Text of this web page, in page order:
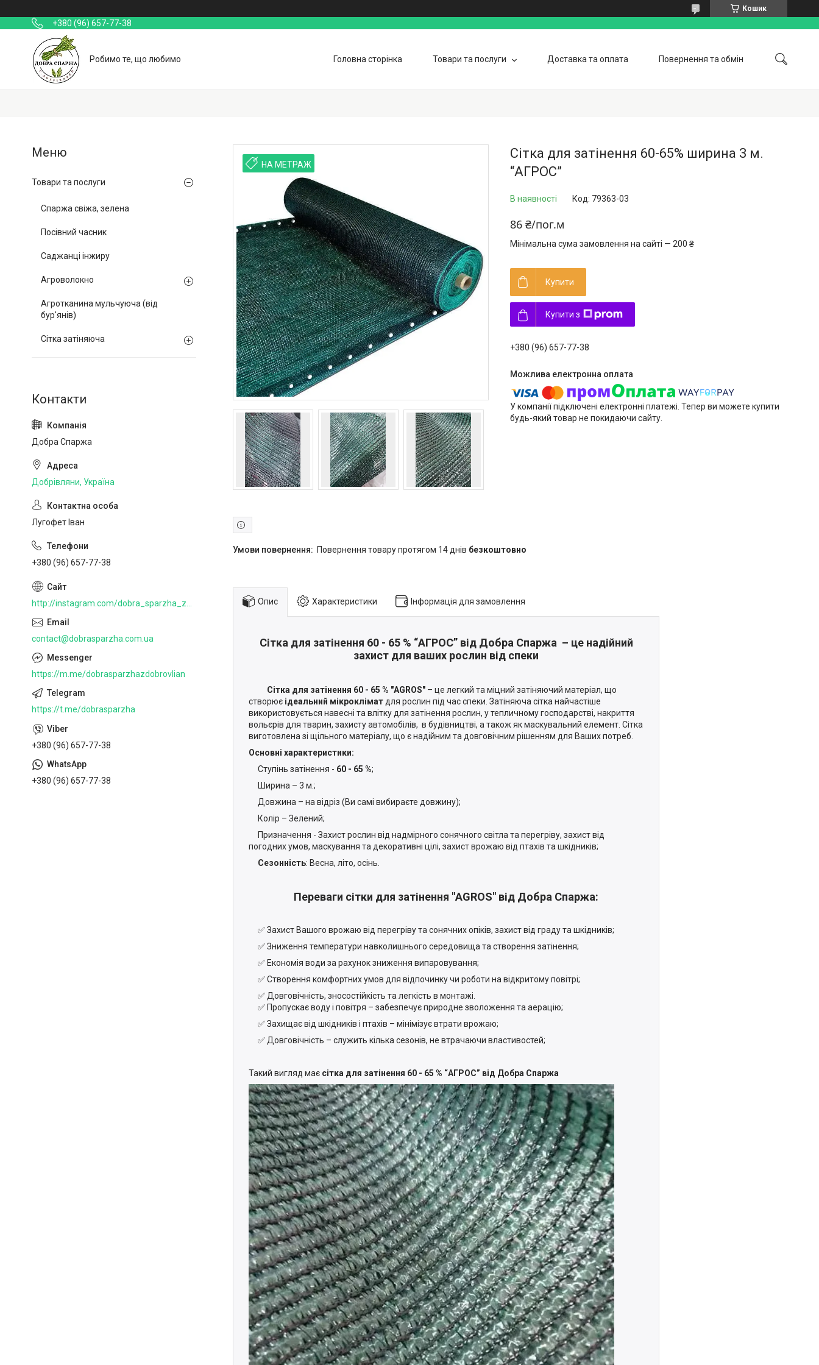
Кошик
+380 (96) 657-77-38
Робимо те, що любимо Головна сторінка Товари та послуги Доставка та оплата Повернення та обмін
НА МЕТРАЖ
Сітка для затінення 60-65% ширина 3 м.
“AГРОС”
В наявності Код: 79363-03
86 ₴/пог.м
Мінімальна сума замовлення на сайті — 200 ₴
Купити
Купити з
+380 (96) 657-77-38
У компанії підключені електронні платежі. Тепер ви можете купити
будь-який товар не покидаючи сайту.
повернення товару протягом 14 днів безкоштовно
Опис Характеристики Інформація для замовлення
Сітка для затінення 60 - 65 % “AГРОС” від Добра Спаржа – це надійний
захист для ваших рослин від спеки
Сітка для затінення 60 - 65 % "AGROS" – це легкий та міцний затіняючий матеріал, що
створює ідеальний мікрокліматдля рослин під час спеки. Затіняюча сітка найчастіше
використовується навесні та влітку для затінення рослин, у тепличному господарстві, накриття
вольєрів для тварин, захисту автомобілів, в будівництві, а також як маскувальний елемент. Сітка
виготовлена зі щільного матеріалу, що є надійним та довговічним рішенням для Ваших потреб.
Основні характеристики:
Ступінь затінення - 60 - 65 %;
Ширина – 3 м.;
Довжина – на відріз (Ви самі вибираєте довжину);
Колір – Зелений;
Призначення - Захист рослин від надмірного сонячного світла та перегріву, захист від
погодних умов, маскування та декоративні цілі, захист врожаю від птахів та шкідників;
Сезонність: Весна, літо, осінь.
Переваги сітки для затінення "AGROS" від Добра Спаржа:
✅ Захист Вашого врожаю від перегріву та сонячних опіків, захист від граду та шкідників;
✅ Зниження температури навколишнього середовища та створення затінення;
✅ Економія води за рахунок зниження випаровування;
✅ Створення комфортних умов для відпочинку чи роботи на відкритому повітрі;
✅ Довговічність, зносостійкість та легкість в монтажі.
✅ Пропускає воду і повітря – забезпечує природне зволоження та аерацію;
✅ Захищає від шкідників і птахів – мінімізує втрати врожаю;
✅ Довговічність – служить кілька сезонів, не втрачаючи властивостей;
Такий вигляд має сітка для затінення 60 - 65 % “AГРОС” від Добра Спаржа
Товари та послуги
Спаржа свіжа, зелена
Посівний часник
Саджанці інжиру
Агроволокно
Агротканина мульчуюча (від
бур'янів)
Сітка затіняюча
Добра Спаржа
Добрівляни, Україна
Лугофет Іван
+380 (96) 657-77-38
contact@dobrasparzha.com.ua
https://m.me/dobrasparzhazdobrovlian
https://t.me/dobrasparzha
+380 (96) 657-77-38
+380 (96) 657-77-38